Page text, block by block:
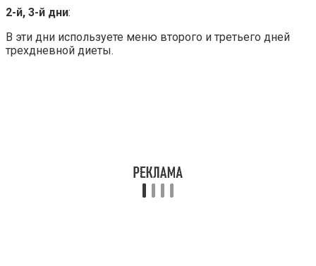
2-й, 3-й дни:
В эти дни используете меню второго и третьего дней
трехдневной диеты.